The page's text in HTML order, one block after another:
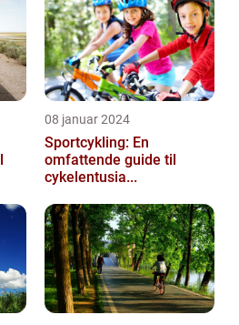
08 januar 2024
Sportcykling: En
omfattende guide til
cykelentusia...